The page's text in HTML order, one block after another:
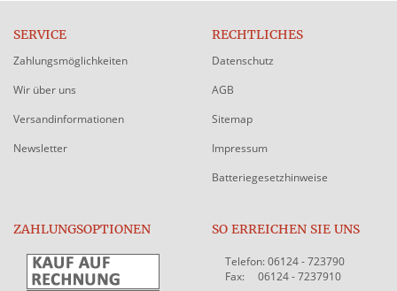
SERVICE
Zahlungsmöglichkeiten
Wir über uns
Versandinformationen
Newsletter
RECHTLICHES
Datenschutz
AGB
Sitemap
Impressum
Batteriegesetzhinweise
ZAHLUNGSOPTIONEN SO ERREICHEN SIE UNS
Telefon: 06124 - 723790
Fax: 06124 - 7237910